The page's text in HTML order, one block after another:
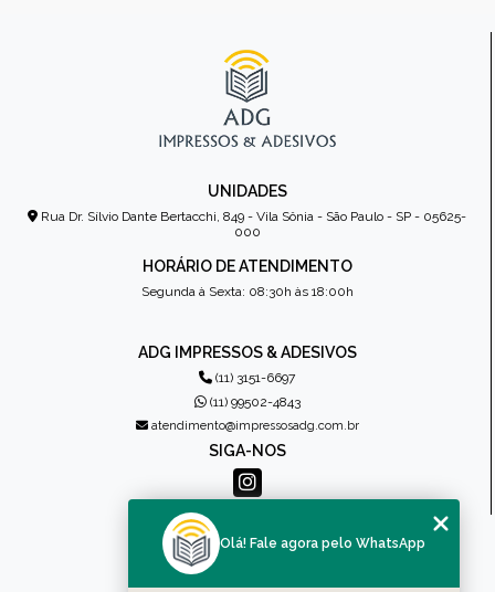
UNIDADES
Rua Dr. Sílvio Dante Bertacchi, 849 - Vila Sônia - São Paulo - SP - 05625-
000
HORÁRIO DE ATENDIMENTO
Segunda à Sexta: 08:30h às 18:00h
ADG IMPRESSOS & ADESIVOS
(11) 3151-6697
(11) 99502-4843
atendimento@impressosadg.com.br
SIGA-NOS
MENU
Olá! Fale agora pelo WhatsApp